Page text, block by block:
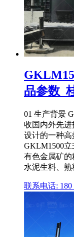
品参数_
01 生产背景
收国内外先进
设计的一种高
GKLM1500立
有色金属矿
水泥生料、
联系电话: 180